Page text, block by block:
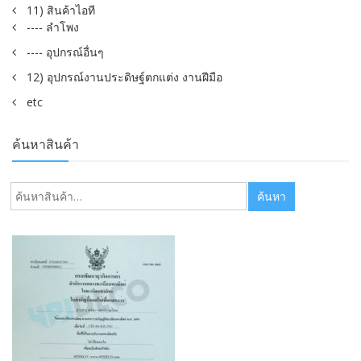
11) สินค้าไอที
---- ลำโพง
---- อุปกรณ์อื่นๆ
12) อุปกรณ์งานประดิษฐ์ตกแต่ง งานฝีมือ
etc
ค้นหาสินค้า
ค้นหา: ค้นหา